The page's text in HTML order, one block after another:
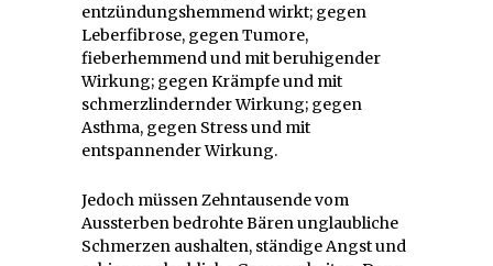
entzündungshemmend wirkt; gegen
Leberfibrose, gegen Tumore,
fieberhemmend und mit beruhigender
Wirkung; gegen Krämpfe und mit
schmerzlindernder Wirkung; gegen
Asthma, gegen Stress und mit
entspannender Wirkung.
Jedoch müssen Zehntausende vom
Aussterben bedrohte Bären unglaubliche
Schmerzen aushalten, ständige Angst und